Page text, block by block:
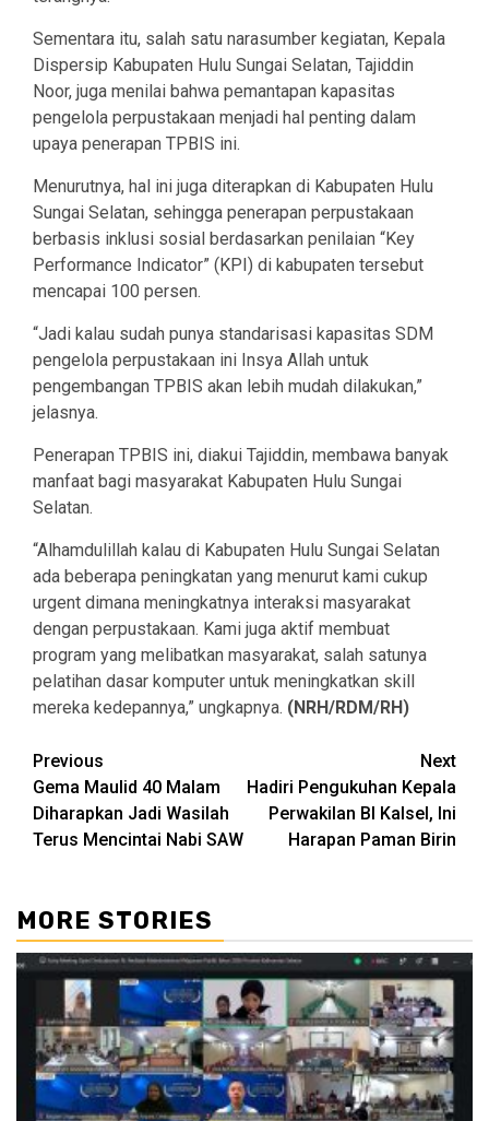
Sementara itu, salah satu narasumber kegiatan, Kepala
Dispersip Kabupaten Hulu Sungai Selatan, Tajiddin
Noor, juga menilai bahwa pemantapan kapasitas
pengelola perpustakaan menjadi hal penting dalam
upaya penerapan TPBIS ini.
Menurutnya, hal ini juga diterapkan di Kabupaten Hulu
Sungai Selatan, sehingga penerapan perpustakaan
berbasis inklusi sosial berdasarkan penilaian “Key
Performance Indicator” (KPI) di kabupaten tersebut
mencapai 100 persen.
“Jadi kalau sudah punya standarisasi kapasitas SDM
pengelola perpustakaan ini Insya Allah untuk
pengembangan TPBIS akan lebih mudah dilakukan,”
jelasnya.
Penerapan TPBIS ini, diakui Tajiddin, membawa banyak
manfaat bagi masyarakat Kabupaten Hulu Sungai
Selatan.
“Alhamdulillah kalau di Kabupaten Hulu Sungai Selatan
ada beberapa peningkatan yang menurut kami cukup
urgent dimana meningkatnya interaksi masyarakat
dengan perpustakaan. Kami juga aktif membuat
program yang melibatkan masyarakat, salah satunya
pelatihan dasar komputer untuk meningkatkan skill
mereka kedepannya,” ungkapnya. (NRH/RDM/RH)
Continue
Reading
Previous
Gema Maulid 40 Malam
Diharapkan Jadi Wasilah
Terus Mencintai Nabi SAW
Next
Hadiri Pengukuhan Kepala
Perwakilan BI Kalsel, Ini
Harapan Paman Birin
MORE STORIES